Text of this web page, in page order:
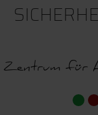
Zentrum für